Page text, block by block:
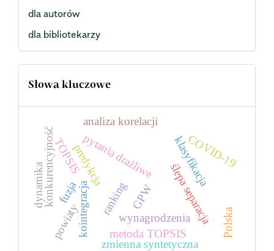
dla autorów
dla bibliotekarzy
Słowa kluczowe
ranking
pytania drażliwe
ślepa separacja
klasyfikacja
metoda TOPSIS
predykcja
GPW
zmienna syntetyczna
TOPSIS
wynagrodzenia Polska
COVID-19
kointegracja
analiza korelacji
fuzja
konkurencyjność
dynamika
powiaty